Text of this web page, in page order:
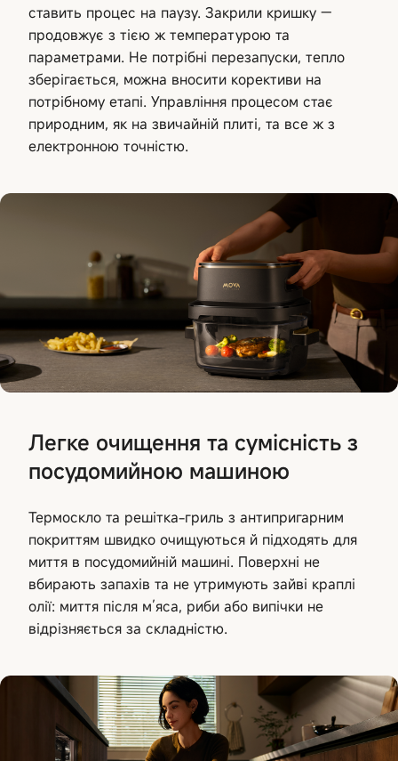
ставить процес на паузу. Закрили кришку —
продовжує з тією ж температурою та
параметрами. Не потрібні перезапуски, тепло
зберігається, можна вносити корективи на
потрібному етапі. Управління процесом стає
природним, як на звичайній плиті, та все ж з
електронною точністю.
Легке очищення та сумісність з
посудомийною машиною
Термоскло та решітка-гриль з антипригарним
покриттям швидко очищуються й підходять для
миття в посудомийній машині. Поверхні не
вбирають запахів та не утримують зайві краплі
олії: миття після м’яса, риби або випічки не
відрізняється за складністю.